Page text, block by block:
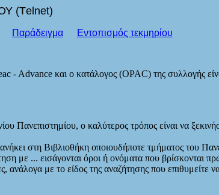
(Τelnet)
Παράδειγμα
Εντοπισμός τεκμηρίου
- Advance και ο κατάλογος (OPAC) της συλλογής
Πανεπιστημίου, ο καλύτερος τρόπος είναι να
στη Βιβλιοθήκη οποιουδήποτε τμήματος του
με ... εισάγονται όροι ή ονόματα που βρίσκονται
ανάλογα με το είδος της αναζήτησης που επιθυμείτε